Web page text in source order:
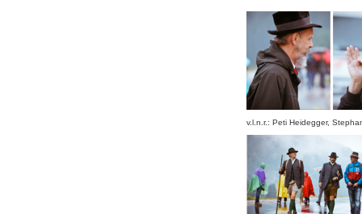
v.l.n.r.: Peti Heidegger,